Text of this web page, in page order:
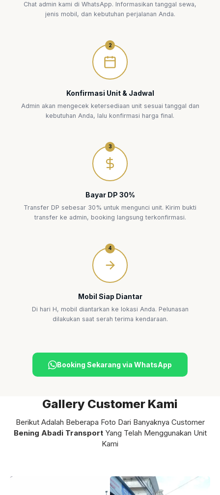
Chat admin kami di WhatsApp. Informasikan tanggal sewa,
jenis mobil, dan kebutuhan perjalanan Anda.
2
Konfirmasi Unit & Jadwal
Admin akan mengecek ketersediaan unit sesuai tanggal dan
kebutuhan Anda, lalu konfirmasi harga final.
3
Bayar DP 30%
Transfer DP sebesar 30% untuk mengunci unit. Kirim bukti
transfer ke admin, booking langsung terkonfirmasi.
4
Mobil Siap Diantar
Di hari H, mobil diantarkan ke lokasi Anda. Pelunasan
dilakukan saat serah terima kendaraan.
Booking Sekarang via WhatsApp
Gallery Customer Kami
Berikut Adalah Beberapa Foto Dari Banyaknya Customer
Bening Abadi TransportYang Telah Menggunakan Unit
Kami